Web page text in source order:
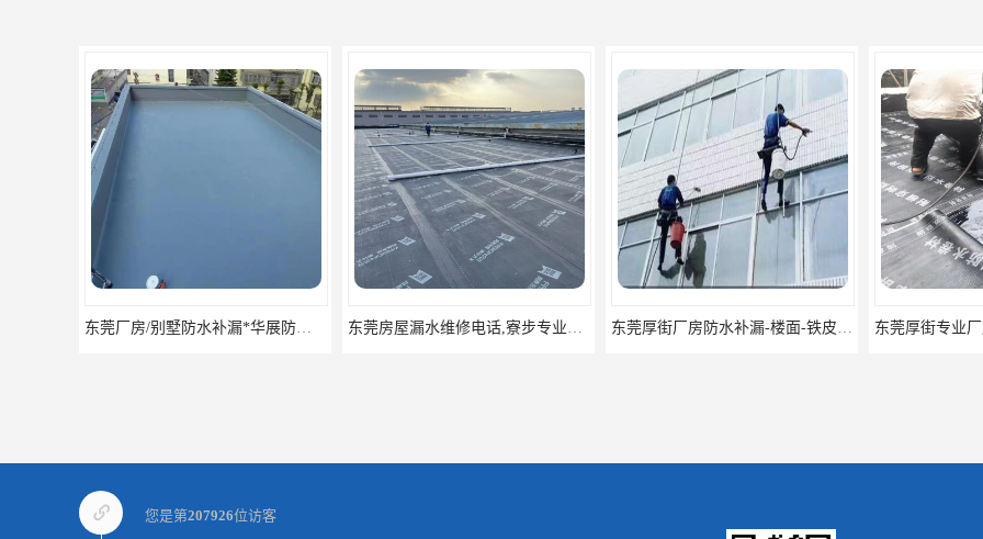
东莞房屋漏水维修电话,寮步专业房屋防水补漏，专业厂房渗漏水维修 东莞厚街厂房防水补漏-楼面-铁皮房-卫生间-外墙漏水维修 东莞厚街专业厂房防水补漏选华展防水，质量好不复漏，省钱省力更省心
您是第207926位访客